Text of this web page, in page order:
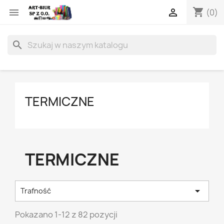
 shopping_cart (0)

search
TERMICZNE
TERMICZNE
Trafność 
Pokazano 1-12 z 82 pozycji